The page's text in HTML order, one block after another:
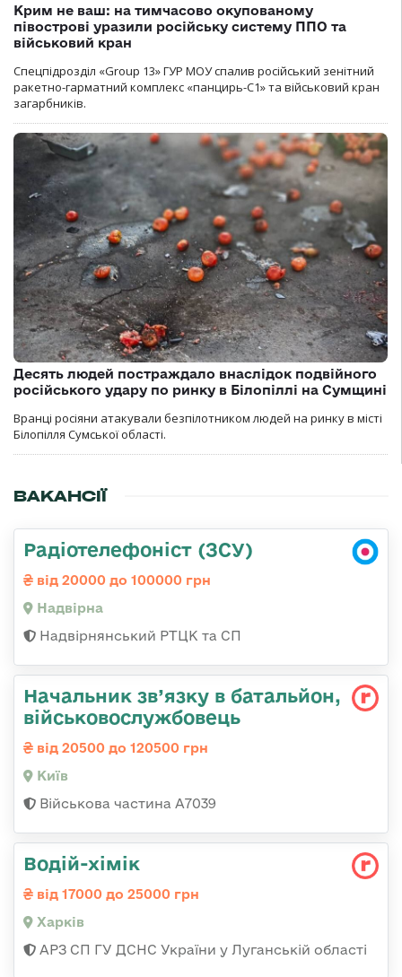
Крим не ваш: на тимчасово окупованому
півострові уразили російську систему ППО та
військовий кран
Спецпідрозділ «Group 13» ГУР МОУ спалив російський зенітний
ракетно-гарматний комплекс «панцирь-С1» та військовий кран
загарбників.
Десять людей постраждало внаслідок подвійного
російського удару по ринку в Білопіллі на Сумщині
Вранці росіяни атакували безпілотником людей на ринку в місті
Білопілля Сумської області.
ВАКАНСІЇ
Радіотелефоніст (ЗСУ)
від 20000 до 100000 грн
Надвірна
Надвірнянський РТЦК та СП
Начальник зв’язку в батальйон,
військовослужбовець
від 20500 до 120500 грн
Київ
Військова частина А7039
Водій-хімік
від 17000 до 25000 грн
Харків
АРЗ СП ГУ ДСНС України у Луганській області